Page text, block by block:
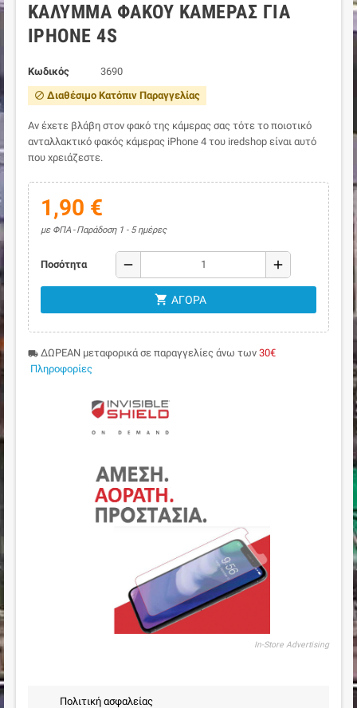
ΚΆΛΥΜΜΑ ΦΑΚΟΎ ΚΆΜΕΡΑΣ ΓΙΑ
IPHONE 4S
Κωδικός 3690
block Διαθέσιμο Κατόπιν Παραγγελίας
Αν έχετε βλάβη στον φακό της κάμερας σας τότε το ποιοτικό
ανταλλακτικό φακός κάμερας iPhone 4 του iredshop είναι αυτό
που χρειάζεστε.
1,90 €
με ΦΠΑ Παράδοση 1 - 5 ημέρες
Ποσότητα remove add
shopping_cart ΑΓΟΡΆ
local_shipping ΔΩΡΕΑΝ μεταφορικά σε παραγγελίες άνω των 30€
Πληροφορίες
In-Store Advertising
Πολιτική ασφαλείας